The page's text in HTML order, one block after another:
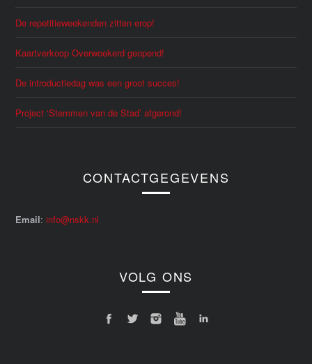
De repetitieweekenden zitten erop!
Kaartverkoop Overwoekerd geopend!
De introductiedag was een groot succes!
Project ‘Stemmen van de Stad’ afgerond!
CONTACTGEGEVENS
Email:info@nskk.nl
VOLG ONS